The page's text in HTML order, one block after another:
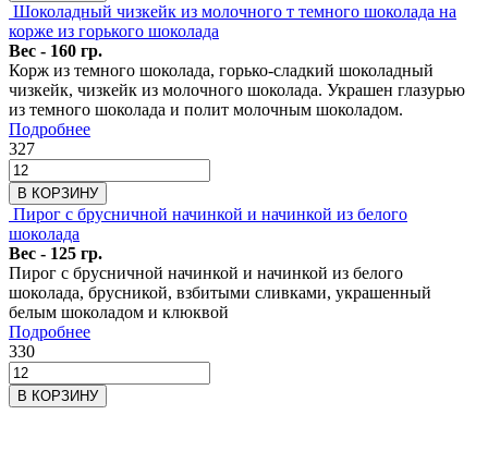
Шоколадный чизкейк из молочного т темного шоколада на
корже из горького шоколада
Вес - 160 гр.
Корж из темного шоколада, горько-сладкий шоколадный
чизкейк, чизкейк из молочного шоколада. Украшен глазурью
из темного шоколада и полит молочным шоколадом.
Подробнее
327
В КОРЗИНУ
Пирог с брусничной начинкой и начинкой из белого
шоколада
Вес - 125 гр.
Пирог с брусничной начинкой и начинкой из белого
шоколада, брусникой, взбитыми сливками, украшенный
белым шоколадом и клюквой
Подробнее
330
В КОРЗИНУ